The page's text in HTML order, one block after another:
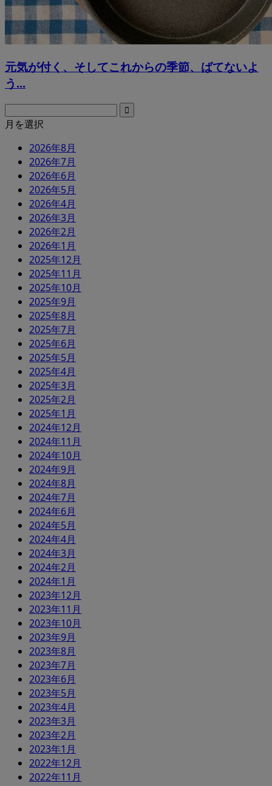
元気が付く、そしてこれからの季節、ばてないよ
う...
月を選択
2026年8月
2026年7月
2026年6月
2026年5月
2026年4月
2026年3月
2026年2月
2026年1月
2025年12月
2025年11月
2025年10月
2025年9月
2025年8月
2025年7月
2025年6月
2025年5月
2025年4月
2025年3月
2025年2月
2025年1月
2024年12月
2024年11月
2024年10月
2024年9月
2024年8月
2024年7月
2024年6月
2024年5月
2024年4月
2024年3月
2024年2月
2024年1月
2023年12月
2023年11月
2023年10月
2023年9月
2023年8月
2023年7月
2023年6月
2023年5月
2023年4月
2023年3月
2023年2月
2023年1月
2022年12月
2022年11月